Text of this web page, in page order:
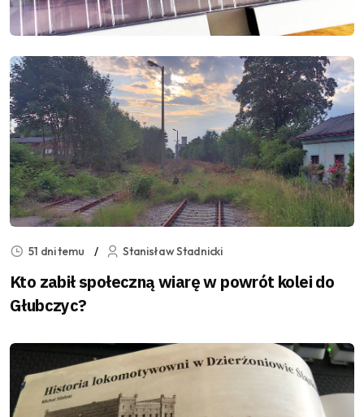
51 dni temu Stanisław Stadnicki
Kto zabił społeczną wiarę w powrót kolei do
Głubczyc?